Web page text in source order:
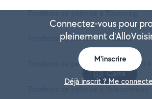
Tondeurs de pelouse à Tourcoing
Tondeurs de pelouse à Roubaix
Tondeurs de pelouse à Villeneuve-
Tondeurs de pelouse à Valenciennes
Carte
Connectez-vous pour
pleinement
M'inscrire
Déjà inscrit ? Me